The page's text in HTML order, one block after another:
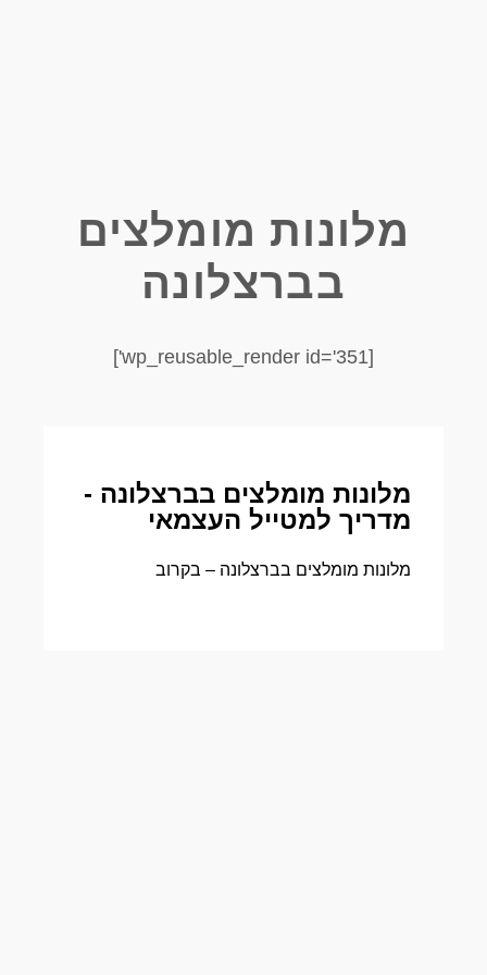
מלונות מומלצים
בברצלונה
[wp_reusable_render id='351']
מלונות מומלצים בברצלונה -
מדריך למטייל העצמאי
מלונות מומלצים בברצלונה – בקרוב